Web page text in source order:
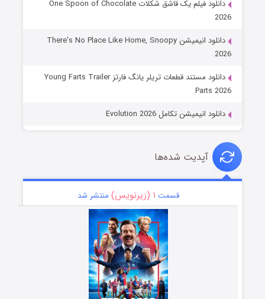
دانلود فیلم یک قاشق شکلات One Spoon of Chocolate
2026
دانلود انیمیشن There’s No Place Like Home, Snoopy
2026
دانلود مستند قطعات تریلر یانگ فارتز Young Farts Trailer
Parts 2026
دانلود انیمیشن تکامل Evolution 2026
آپدیت شده‌ها
قسمت ۱ (زیرنویس) منتشر شد